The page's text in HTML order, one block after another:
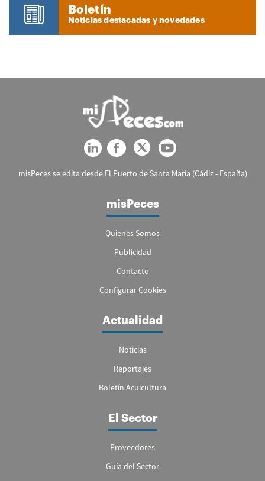
Boletín
Noticias destacadas y novedades
misPeces se edita desde El Puerto de Santa María (Cádiz - España)
misPeces
Quienes Somos
Publicidad
Contacto
Configurar Cookies
Actualidad
Noticias
Reportajes
Boletín Acuicultura
El Sector
Proveedores
Guía del Sector